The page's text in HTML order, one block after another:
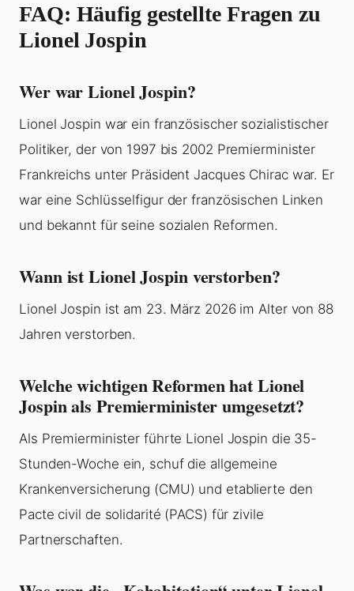
FAQ: Häufig gestellte Fragen zu
Lionel Jospin
Wer war Lionel Jospin?
Lionel Jospin war ein französischer sozialistischer
Politiker, der von 1997 bis 2002 Premierminister
Frankreichs unter Präsident Jacques Chirac war. Er
war eine Schlüsselfigur der französischen Linken
und bekannt für seine sozialen Reformen.
Wann ist Lionel Jospin verstorben?
Lionel Jospin ist am 23. März 2026 im Alter von 88
Jahren verstorben.
Welche wichtigen Reformen hat Lionel
Jospin als Premierminister umgesetzt?
Als Premierminister führte Lionel Jospin die 35-
Stunden-Woche ein, schuf die allgemeine
Krankenversicherung (CMU) und etablierte den
Pacte civil de solidarité (PACS) für zivile
Partnerschaften.